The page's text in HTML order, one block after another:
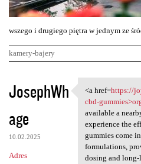
wszego i drugiego piętra w jednym ze
kamery-bajery
K
o
m
e
n
JosephWh
age
10.02.2025
Adres
<a
<a href=https://
cbd-
available a
experience the
gummies come
formulations,
dosing and long-